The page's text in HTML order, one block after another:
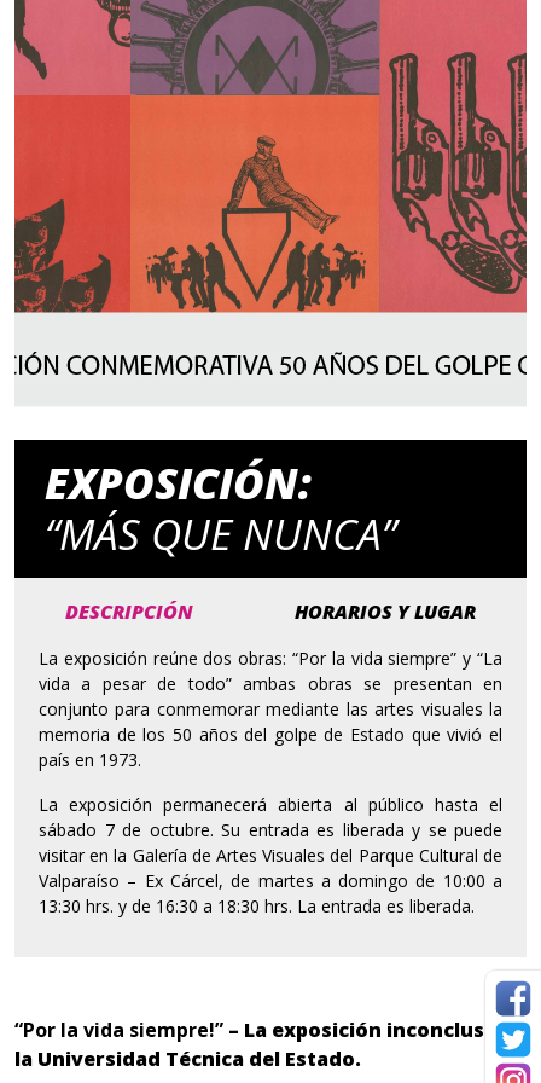
EXPOSICIÓN:
“MÁS QUE NUNCA”
DESCRIPCIÓN HORARIOS Y LUGAR
La exposición reúne dos obras: “Por la vida siempre” y “La
vida a pesar de todo” ambas obras se presentan en
conjunto para conmemorar mediante las artes visuales la
memoria de los 50 años del golpe de Estado que vivió el
país en 1973.
La exposición permanecerá abierta al público hasta el
sábado 7 de octubre. Su entrada es liberada y se puede
visitar en la Galería de Artes Visuales del Parque Cultural de
Valparaíso – Ex Cárcel, de martes a domingo de 10:00 a
13:30 hrs. y de 16:30 a 18:30 hrs. La entrada es liberada.
“Por la vida siempre!” – La exposición inconclusa de
la Universidad Técnica del Estado.